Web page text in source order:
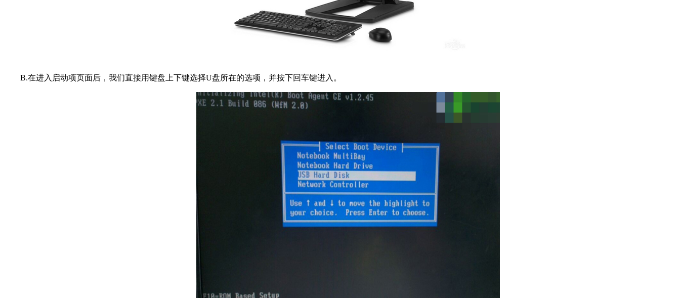
B.在进入启动项页面后，我们直接用键盘上下键选择U盘所在的选项，并按下回车键进入。